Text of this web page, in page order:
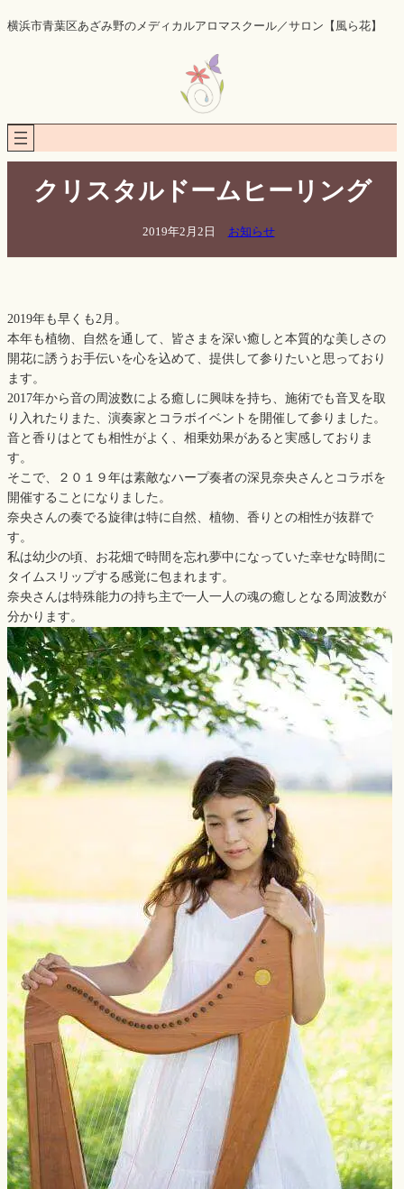
容
プ
横浜市青葉区あざみ野のメディカルアロマスクール／サロン【風ら花】
クリスタルドームヒーリング
2019年2月2日 お知らせ
2019年も早くも2月。
本年も植物、自然を通して、皆さまを深い癒しと本質的な美しさの
開花に誘うお手伝いを心を込めて、提供して参りたいと思っており
ます。
2017年から音の周波数による癒しに興味を持ち、施術でも音叉を取
り入れたりまた、演奏家とコラボイベントを開催して参りました。
音と香りはとても相性がよく、相乗効果があると実感しておりま
す。
そこで、２０１９年は素敵なハープ奏者の深見奈央さんとコラボを
開催することになりました。
奈央さんの奏でる旋律は特に自然、植物、香りとの相性が抜群で
す。
私は幼少の頃、お花畑で時間を忘れ夢中になっていた幸せな時間に
タイムスリップする感覚に包まれます。
奈央さんは特殊能力の持ち主で一人一人の魂の癒しとなる周波数が
分かります。